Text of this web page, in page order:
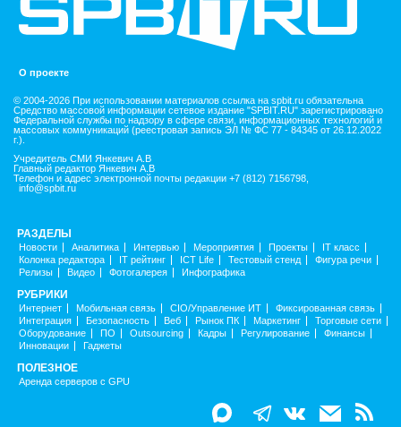
О проекте
© 2004-2026 При использовании материалов ссылка на spbit.ru обязательна
Средство массовой информации сетевое издание "SPBIT.RU" зарегистрировано
Федеральной службы по надзору в сфере связи, информационных технологий и
массовых коммуникаций (реестровая запись ЭЛ № ФС 77 - 84345 от 26.12.2022
г.).
Учредитель СМИ Янкевич А.В
Главный редактор Янкевич А.В
Телефон и адрес электронной почты редакции +7 (812) 7156798,
info@spbit.ru
РАЗДЕЛЫ
Новости Аналитика Интервью Мероприятия Проекты
IT класс
Колонка редактора
IT рейтинг ICT Life Тестовый стенд
Фигура речи
Релизы
Видео Фотогалерея Инфографика
РУБРИКИ
Интернет Мобильная связь CIO/Управление ИТ
Фиксированная связь
Интеграция
Безопасность Веб Рынок ПК Маркетинг
Торговые сети
Оборудование
ПО Outsourcing Кадры Регулирование
Финансы
Инновации
Гаджеты
ПОЛЕЗНОЕ
Аренда серверов с GPU